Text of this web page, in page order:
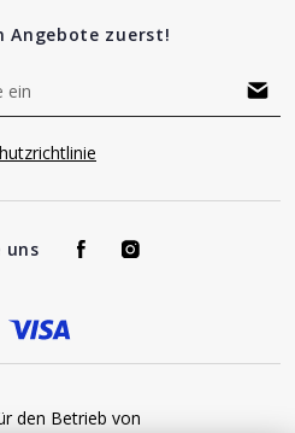
Angebote zuerst!
uns
den Betrieb von